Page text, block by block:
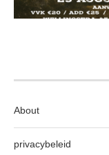
About
privacybeleid